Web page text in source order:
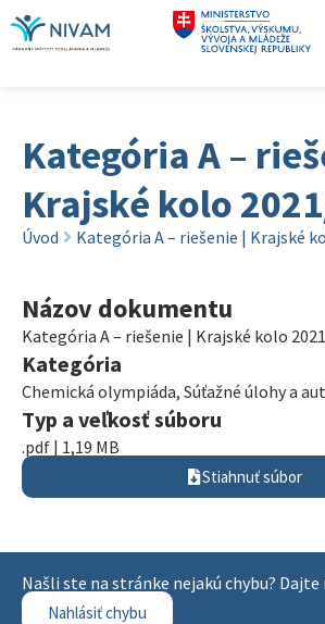
Kategória A –
Krajské kolo
Úvod Kategória A – riešenie | Krajské
Názov dokumentu
Kategória A – riešenie | Krajské kolo
Kategória
Chemická olympiáda, Súťažné úlohy a
Typ a veľkosť súboru
.pdf | 1,19 MB
Stiahnuť súbor
Našli ste na stránke nejakú chybu? Dajte
Nahlásiť chybu